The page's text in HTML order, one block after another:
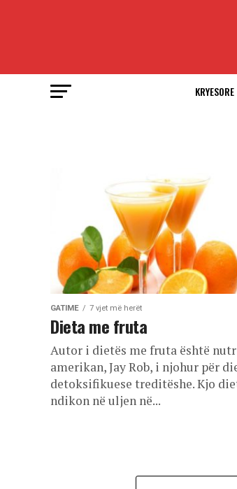
KRYESORE
GATIME 7 vjet më herët
Dieta me fruta
Autor i dietës me fruta është
amerikan, Jay Rob, i njohur për
detoksifikuese treditëshe. Kjo
ndikon në uljen në...